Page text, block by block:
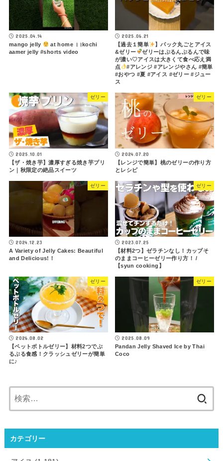
2025.04.14
mango jelly
at home ।।kochi
aamer jelly #shorts video
2025.06.21
【過去１簡単
】パック丸ごとアイス
&ゼリー
ゼリーはぷるんぷるんで味
が濃い♡アイスは大きくて食べ応え満
点
#アレンジ #アレンジやさん #簡単
#おやつ #夏 #アイス #ゼリー #ジュー
ス
ゼリー
2025.10.01
【ザ・焼き芋】濃厚すぎる焼き芋プリ
ン｜秋限定の絶品スイーツ
ゼリー
2024.07.20
【レンジで簡単】桃のゼリーの作り方
とレシピ
ゼリー
2024.12.23
A Variety of Jelly Cakes: Beautiful
and Delicious!！
ゼリー
2023.07.25
【材料2つ】ゼラチンなし！カップそ
のままコーヒーゼリー作り方！ /
【syun cooking】
ゼリー
2026.08.02
【ペットボトルゼリー】材料2つでぷ
るぷる食感！クラッシュゼリーが簡単
に♪
ゼリー
2025.08.09
Pandan Jelly Shaved Ice by Thai
Coco
カテゴリー